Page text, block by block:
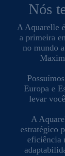
Nós
A Aquarelle
a primeira
no mundo
Europa e
levar
A
estratégico
eficiência